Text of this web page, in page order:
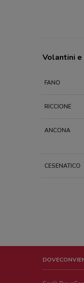
Volantini
FANO
RICCIONE
ANCONA
CESENATICO